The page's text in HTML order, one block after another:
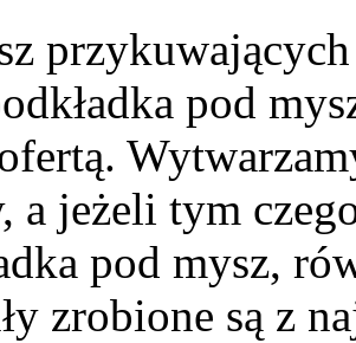
pod
a jeżeli tym
pod mysz,
zrobione są z